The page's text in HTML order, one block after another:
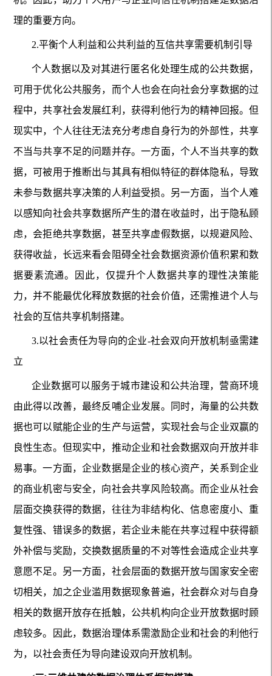
理的重要方向。
2.平衡个人利益和公共利益的互信共享需要机制引导
个人数据以及对其进行匿名化处理生成的公共数据，
可用于优化公共服务，而个人也会在向社会分享数据的过
程中，共享社会发展红利，获得利他行为的精神回报。但
现实中，个人往往无法充分考虑自身行为的外部性，共享
不当与共享不足的问题并存。一方面，个人不当共享的数
据，可被用于推断出与其具有相似特征的群体隐私，导致
未参与数据共享决策的人利益受损。另一方面，当个人难
以感知向社会共享数据所产生的潜在收益时，出于隐私顾
虑，会拒绝共享数据，甚至共享虚假数据，以规避风险、
获得收益，长远来看会阻碍全社会数据资源价值积累和数
据要素流通。因此，仅提升个人数据共享的理性决策能
力，并不能最优化释放数据的社会价值，还需推进个人与
社会的互信共享机制搭建。
3.以社会责任为导向的企业-社会双向开放机制亟需建
立
企业数据可以服务于城市建设和公共治理，营商环境
由此得以改善，最终反哺企业发展。同时，海量的公共数
据也可以赋能企业的生产与运营，实现社会与企业双赢的
良性生态。但现实中，推动企业和社会数据双向开放并非
易事。一方面，企业数据是企业的核心资产，关系到企业
的商业机密与安全，向社会共享风险较高。而企业从社会
层面交换获得的数据，往往为非结构化、信息密度小、重
复性强、错误多的数据，若企业未能在共享过程中获得额
外补偿与奖励，交换数据质量的不对等性会造成企业共享
意愿不足。另一方面，社会层面的数据开放与国家安全密
切相关，加之企业滥用数据现象普遍，社会群众对与自身
相关的数据开放存在抵触，公共机构向企业开放数据时顾
虑较多。因此，数据治理体系需激励企业和社会的利他行
为，以社会责任为导向建设双向开放机制。